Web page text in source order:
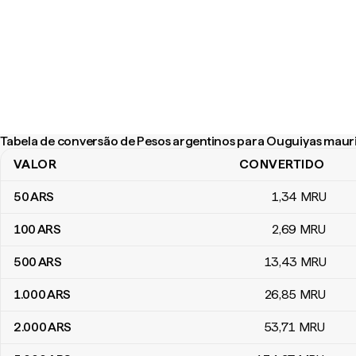
Tabela de conversão de Pesos argentinos para Ouguiyas
Tabela de conversão de Pesos argentinos para Ouguiyas
VALOR CONVERTIDO
50ARS 1,34 MRU
100ARS 2,69 MRU
500ARS 13,43 MRU
1.000ARS 26,85 MRU
2.000ARS 53,71 MRU